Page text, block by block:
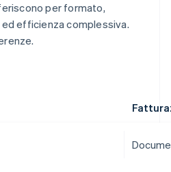
per formato,
efficienza complessiva.